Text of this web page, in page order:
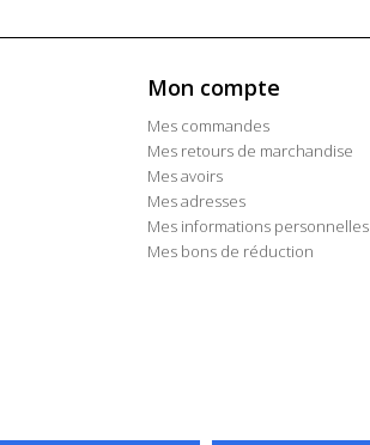
Mon compte
Mes commandes
Mes retours de marchandise
Mes avoirs
Mes adresses
Mes informations personnelles
Mes bons de réduction